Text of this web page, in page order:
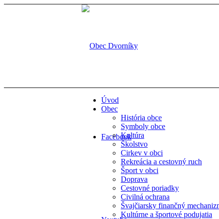
Facebook
Úvod
Obec
História obce
Symboly obce
Kultúra
Školstvo
Cirkev v obci
Rekreácia a cestovný ruch
Šport v obci
Doprava
Cestovné poriadky
Civilná ochrana
Švajčiarsky finančný
Kultúrne a športové podujatia